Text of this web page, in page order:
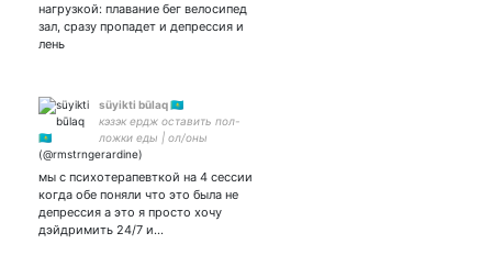
нагрузкой: плавание бег велосипед
зал, сразу пропадет и депрессия и
лень
süyikti būlaq 🇰🇿
кэзэк ердж оставить пол-
ложки еды | ол/оны
мы с психотерапевткой на 4 сессии
когда обе поняли что это была не
депрессия а это я просто хочу
дэйдримить 24/7 и…